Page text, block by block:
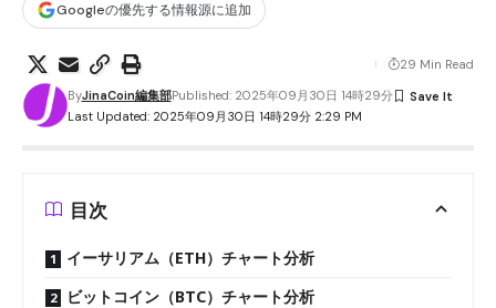
Googleの優先する情報源に追加
Last Updated: 2025年09月30日 14時29分 2:29 PM
ByJinaCoin編集部Published: 2025年09月30日 14時29分
29 Min Read
目次
イーサリアム（ETH）チャート分析
ビットコイン（BTC）チャート分析